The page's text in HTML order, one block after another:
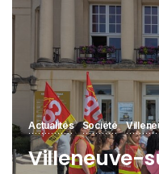
Actualités Société
Villeneuve-